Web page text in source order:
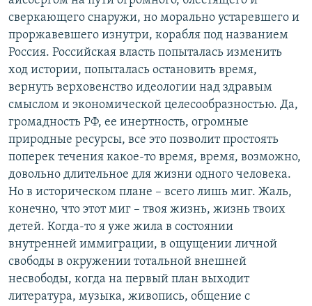
сверкающего снаружи, но морально устаревшего и
проржавевшего изнутри, корабля под названием
Россия. Российская власть попыталась изменить
ход истории, попыталась остановить время,
вернуть верховенство идеологии над здравым
смыслом и экономической целесообразностью. Да,
громадность РФ, ее инертность, огромные
природные ресурсы, все это позволит простоять
поперек течения какое-то время, время, возможно,
довольно длительное для жизни одного человека.
Но в историческом плане – всего лишь миг. Жаль,
конечно, что этот миг – твоя жизнь, жизнь твоих
детей. Когда-то я уже жила в состоянии
внутренней иммиграции, в ощущении личной
свободы в окружении тотальной внешней
несвободы, когда на первый план выходит
литература, музыка, живопись, общение с